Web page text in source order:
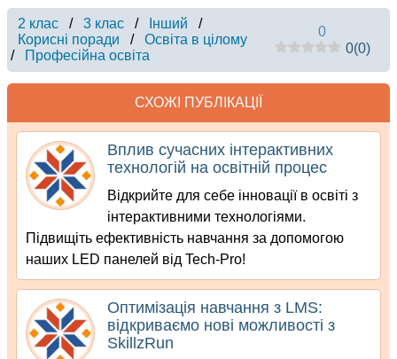
2 клас / 3 клас / Інший
/
Корисні поради
/
Освіта в цілому
/
Професійна освіта
0
0(0)
СХОЖІ ПУБЛІКАЦІЇ
Вплив сучасних інтерактивних
технологій на освітній процес
Відкрийте для себе інновації в освіті з
інтерактивними технологіями.
Підвищіть ефективність навчання за допомогою
наших LED панелей від Tech-Pro!
Оптимізація навчання з LMS:
відкриваємо нові можливості з
SkillzRun